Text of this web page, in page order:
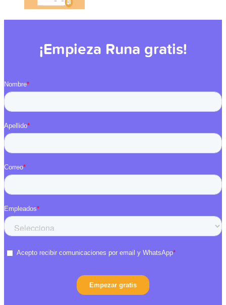
¡Empieza Runa gratis!